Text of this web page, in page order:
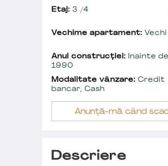
Etaj: 3 /4
Vechime apartament: Vechi
Anul construcției: Inainte de
1990
Modalitate vânzare: Credit
bancar, Cash
Anunță-mă când
Descriere